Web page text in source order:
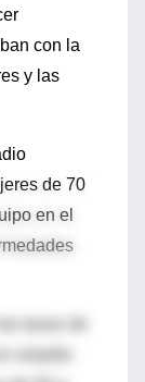
con la
y las
de 70
en el